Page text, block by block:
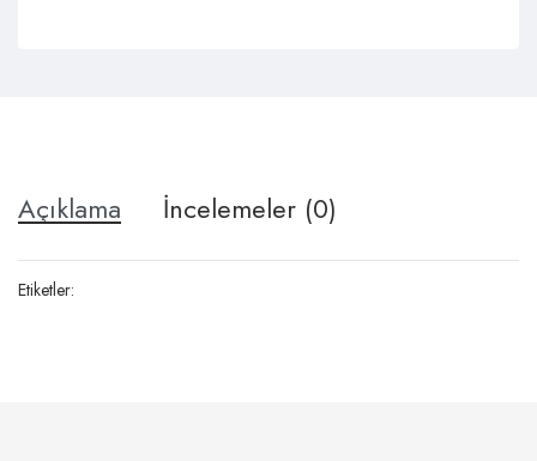
Açıklama İncelemeler (0)
Etiketler: